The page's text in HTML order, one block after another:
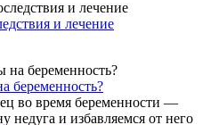
и лечение
беременность?